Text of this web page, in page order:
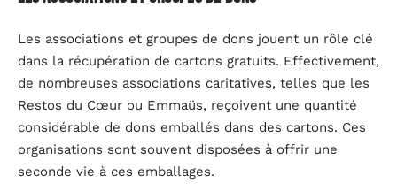
Les associations et groupes de dons jouent un rôle clé
dans la récupération de cartons gratuits. Effectivement,
de nombreuses associations caritatives, telles que les
Restos du Cœur ou Emmaüs, reçoivent une quantité
considérable de dons emballés dans des cartons. Ces
organisations sont souvent disposées à offrir une
seconde vie à ces emballages.